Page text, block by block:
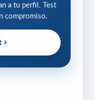
a tu perfil. Test
compromiso.